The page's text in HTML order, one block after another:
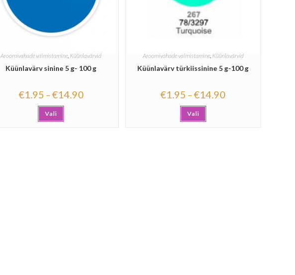
Aroomivahade valmistamine, Küünlavärvid
Küünlavärv sinine 5 g- 100 g
€1.95 –€14.90
Vali
Aroomivahade valmistamine, Küünlavärvid
Küünlavärv türkiissinine 5 g-100 g
€1.95 –€14.90
Vali